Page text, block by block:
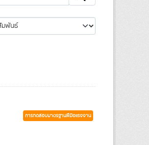
การทดสอบมาตรฐานฝีมือแรงงาน